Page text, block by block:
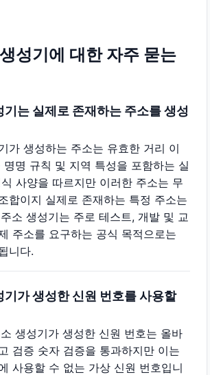
성기에 대한 자주 묻는
기는 실제로 존재하는 주소를 생성
가 생성하는 주소는 유효한 거리 이
명명 규칙 및 지역 특성을 포함하는 실
사양을 따르지만 이러한 주소는 무
합이지 실제로 존재하는 특정 주소는
소 생성기는 주로 테스트, 개발 및 교
주소를 요구하는 공식 목적으로는
니다.
기가 생성한 신원 번호를 사용할
생성기가 생성한 신원 번호는 올바
검증 숫자 검증을 통과하지만 이는
사용할 수 없는 가상 신원 번호입니